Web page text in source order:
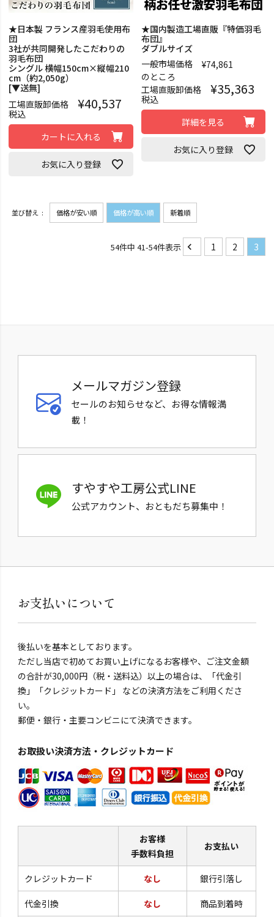
★日本製 フランス産羽毛使用布
団
3社が共同開発したこだわりの
羽毛布団
シングル 横幅150cm×縦幅210
cm（約2,050g）
[▼送無]
工場直販卸価格
¥40,537
税込
カートに入れる
お気に入り登録
★国内製造工場直販『特価羽毛
布団』
ダブルサイズ
一般市場価格
¥74,861
のところ
工場直販卸価格
¥35,363
税込
詳細を見る
お気に入り登録
並び替え 価格が安い順 価格が高い順 新着順
54件中 41-54件表示 1 2 3
メールマガジン登録
セールのお知らせなど、お得な情報満
載！
すやすや工房公式LINE
公式アカウント、おともだち募集中！
お支払いについて
後払いを基本としております。
ただし当店で初めてお買い上げになるお客様や、ご注文金額
の合計が30,000円（税・送料込）以上の場合は、「代金引
換」「クレジットカード」 などの決済方法をご利用くださ
い。
郵便・銀行・主要コンビニにて決済できます。
お取扱い決済方法・クレジットカード
お客様
手数料負担
お支払い
クレジットカード なし 銀行引落し
代金引換 なし 商品到着時